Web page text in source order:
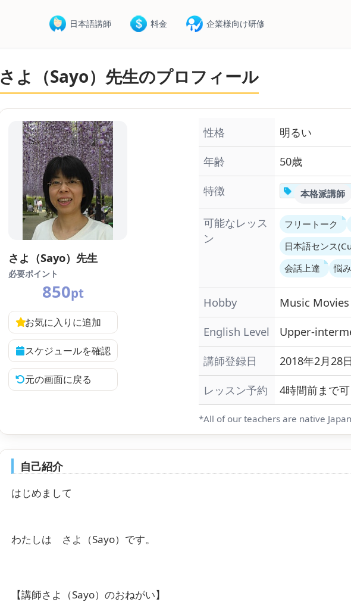
日本語講師 料金 企業様向け研修
さよ（Sayo）先生のプロフィール
さよ（Sayo）先生
必要ポイント
850pt
お気に入りに追加
スケジュールを確認
元の画面に戻る
性格
明るい
年齢
50歳
特徴
本格派講師
可能なレッス
ン
フリートーク
日本語センス
会話上達
悩
Hobby Music
English Level
Upper-
講師登録日
2018年2月28
レッスン予約
4時間前まで可
*All of our teachers are native
自己紹介
はじめまして
わたしは さよ（Sayo）です。
【講師さよ（Sayo）のおねがい】